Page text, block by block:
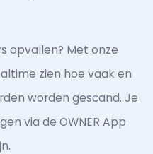
opvallen? Met onze
zien hoe vaak en
worden gescand. Je
via de OWNER App